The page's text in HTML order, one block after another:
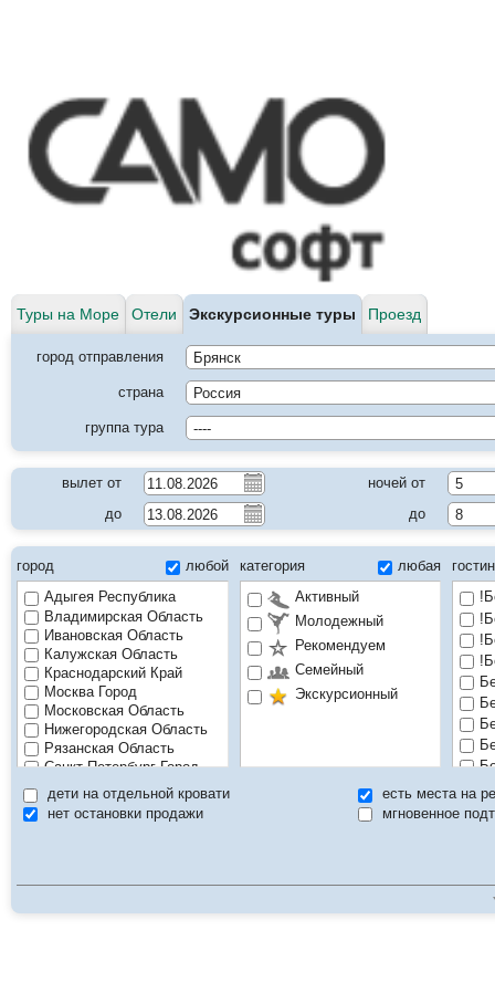
Туры на Море Отели Экскурсионные туры Проезд
город отправления
страна
группа тура
вылет от
ночей от
до
до
город
любой
Адыгея Республика
Владимирская Область
Ивановская Область
Калужская Область
Краснодарский Край
Москва Город
Московская Область
Нижегородская Область
Рязанская Область
Санкт-Петербург Город
Северная Осетия Республика
Смоленская Область
Ставропольский Край
категория
любая
Активный
Молодежный
Рекомендуем
Семейный
Экскурсионный
дети на отдельной кровати
есть места на
нет остановки продажи
мгновенное